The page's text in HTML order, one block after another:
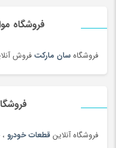
فروشگاه
فروشگاهسان مارکت فروش
فروشگاه آنلاین قطعات خودرو